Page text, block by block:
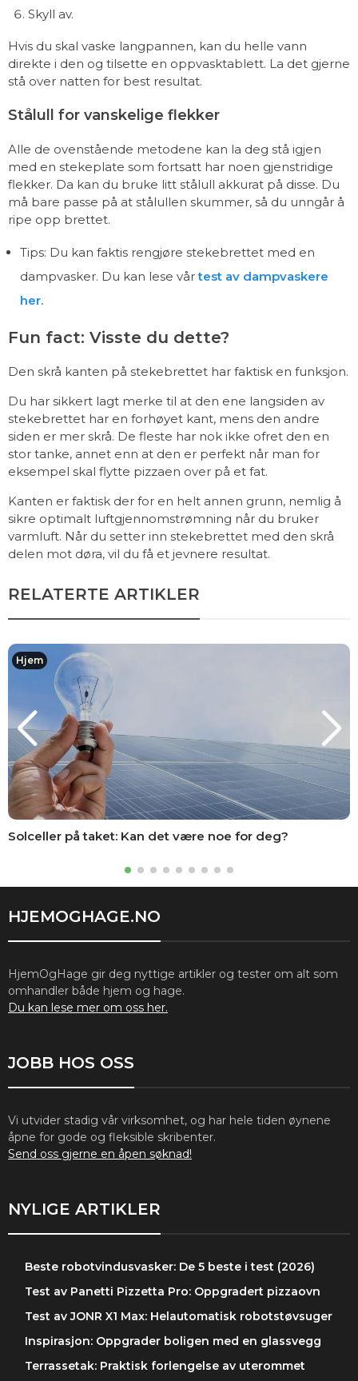
Skyll av.
Hvis du skal vaske langpannen, kan du helle vann
direkte i den og tilsette en oppvasktablett. La det gjerne
stå over natten for best resultat.
Stålull for vanskelige flekker
Alle de ovenstående metodene kan la deg stå igjen
med en stekeplate som fortsatt har noen gjenstridige
flekker. Da kan du bruke litt stålull akkurat på disse. Du
må bare passe på at stålullen skummer, så du unngår å
ripe opp brettet.
Tips: Du kan faktis rengjøre stekebrettet med en
dampvasker. Du kan lese vårtest av dampvaskere
her.
Fun fact: Visste du dette?
Den skrå kanten på stekebrettet har faktisk en funksjon.
Du har sikkert lagt merke til at den ene langsiden av
stekebrettet har en forhøyet kant, mens den andre
siden er mer skrå. De fleste har nok ikke ofret den en
stor tanke, annet enn at den er perfekt når man for
eksempel skal flytte pizzaen over på et fat.
Kanten er faktisk der for en helt annen grunn, nemlig å
sikre optimalt luftgjennomstrømning når du bruker
varmluft. Når du setter inn stekebrettet med den skrå
delen mot døra, vil du få et jevnere resultat.
RELATERTE ARTIKLER
Solceller på taket: Kan det være noe for deg?
Hjem
HJEMOGHAGE.NO
HjemOgHage gir deg nyttige artikler og tester om alt som
omhandler både hjem og hage.
Du kan lese mer om oss her.
JOBB HOS OSS
Vi utvider stadig vår virksomhet, og har hele tiden øynene
åpne for gode og fleksible skribenter.
Send oss gjerne en åpen søknad!
NYLIGE ARTIKLER
Beste robotvindusvasker: De 5 beste i test (2026)
Test av Panetti Pizzetta Pro: Oppgradert pizzaovn
Test av JONR X1 Max: Helautomatisk robotstøvsuger
Inspirasjon: Oppgrader boligen med en glassvegg
Terrassetak: Praktisk forlengelse av uterommet